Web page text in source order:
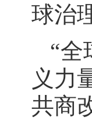
球治
“
义力
共商